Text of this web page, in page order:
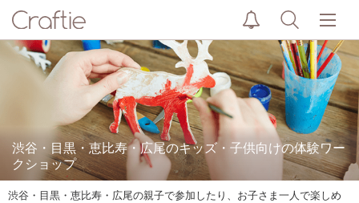
渋谷・目黒・恵比寿・広尾のキッズ・子供向けの体験ワー
クショップ
渋谷・目黒・恵比寿・広尾の親子で参加したり、お子さま一人で楽しめ